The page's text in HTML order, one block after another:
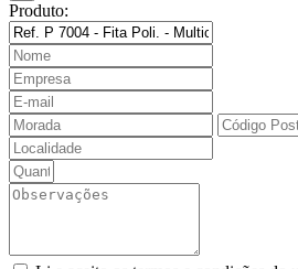
Produto: